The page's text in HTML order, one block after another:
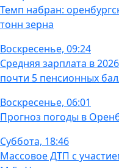
Темп набран:
тонн зерна
Воскресенье, 09:24
Средняя зарплата в
почти 5 пенсионных
Воскресенье, 06:01
Прогноз погоды в
Суббота, 18:46
Массовое ДТП с